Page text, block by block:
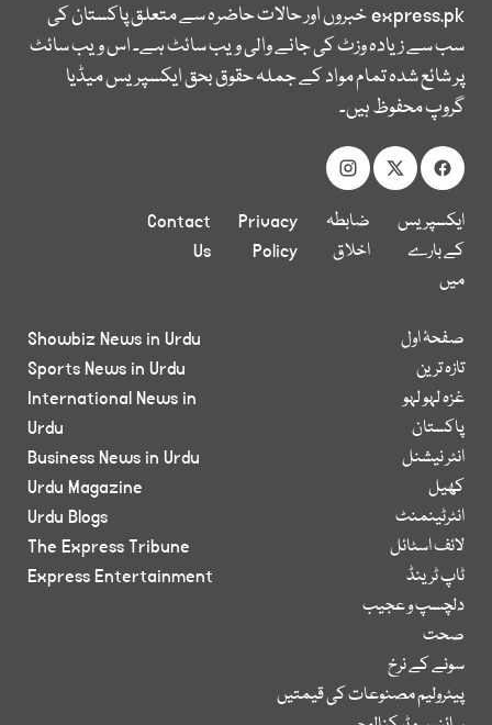
express.pkخبروں اور حالات حاضرہ سے متعلق پاکستان کی
سب سے زیادہ وزٹ کی جانے والی ویب سائٹ ہے۔ اس ویب سائٹ
پر شائع شدہ تمام مواد کے جملہ حقوق بحق ایکسپریس میڈیا
گروپ محفوظ ہیں۔
ایکسپریس
کے بارے
میں
ضابطہ
اخلاق
Privacy
Policy
Contact
Us
صفحۂ اول
تازہ ترین
غزہ لہو لہو
پاکستان
انٹر نیشنل
کھیل
انٹرٹینمنٹ
لائف اسٹائل
ٹاپ ٹرینڈ
دلچسپ و عجیب
صحت
سونے کے نرخ
پیٹرولیم مصنوعات کی قیمتیں
Showbiz News in Urdu
Sports News in Urdu
International News in
Urdu
Business News in Urdu
Urdu Magazine
Urdu Blogs
The Express Tribune
Express Entertainment